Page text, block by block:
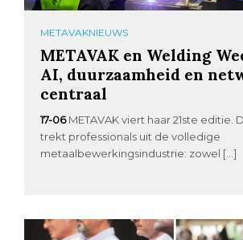
METAVAKNIEUWS
METAVAK en Welding
AI, duurzaamheid en
centraal
17-06 METAVAK viert haar 21ste editie.
trekt professionals uit de volledige
metaalbewerkingsindustrie: zowel […]